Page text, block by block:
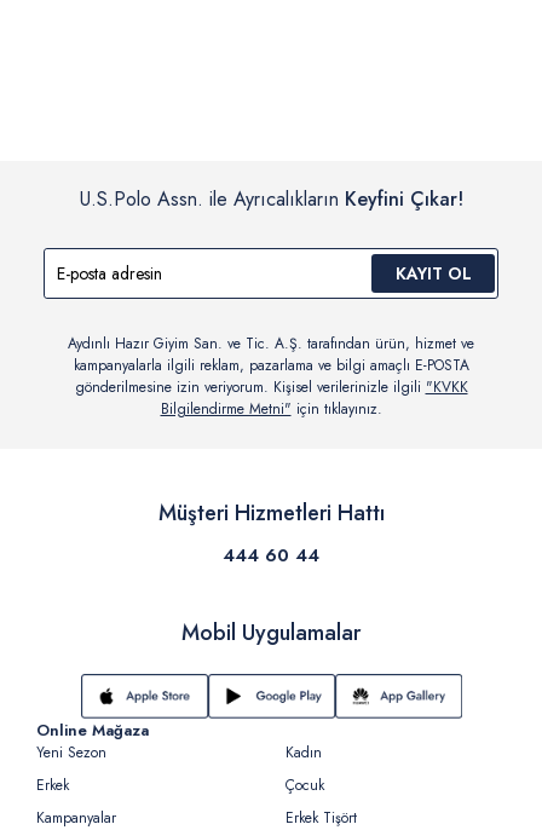
U.S.Polo Assn. ile Ayrıcalıkların Keyfini Çıkar!
KAYIT OL
Aydınlı Hazır Giyim San. ve Tic. A.Ş. tarafından ürün, hizmet ve
kampanyalarla ilgili reklam, pazarlama ve bilgi amaçlı E-POSTA
gönderilmesine izin veriyorum. Kişisel verilerinizle ilgili "KVKK
Bilgilendirme Metni" için tıklayınız.
Müşteri Hizmetleri Hattı
444 60 44
Mobil Uygulamalar
Online Mağaza
Yeni Sezon
Kadın
Erkek
Çocuk
Kampanyalar
Erkek Tişört